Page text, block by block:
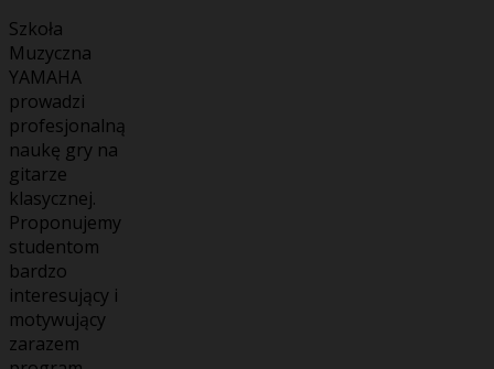
Szkoła
Muzyczna
YAMAHA
prowadzi
profesjonalną
naukę gry na
gitarze
klasycznej.
Proponujemy
studentom
bardzo
interesujący i
motywujący
zarazem